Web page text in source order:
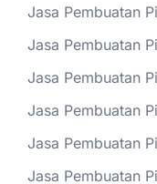
Jasa Pembuatan
Jasa Pembuatan
Jasa Pembuatan
Jasa Pembuatan
Jasa Pembuatan
Jasa Pembuatan